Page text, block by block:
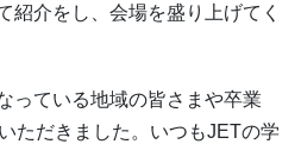
紹介をし、会場を盛り上げてく
っている地域の皆さまや卒業
ただきました。いつもJETの学